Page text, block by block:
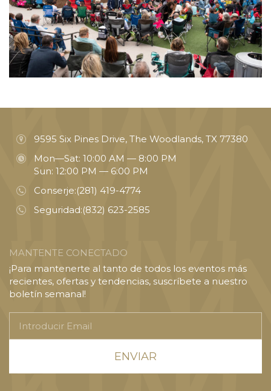
9595 Six Pines Drive, The Woodlands, TX 77380
Mon—Sat: 10:00 AM — 8:00 PM
Sun: 12:00 PM — 6:00 PM
Conserje:(281) 419-4774
Seguridad:(832) 623-2585
MANTENTE CONECTADO
¡Para mantenerte al tanto de todos los eventos más
recientes, ofertas y tendencias, suscríbete a nuestro
boletín semanal!
Email